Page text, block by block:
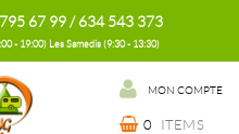
67 99 / 634 543 373
- 19:00) Les Samedis (9:30 - 13:30)
MON COMPTE
0 ITEMS